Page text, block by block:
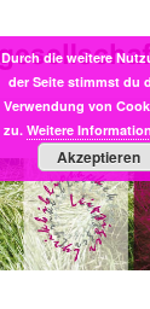
Durch die weitere
der Seite stimmst du
Verwendung von
zu. Weitere
Akzeptieren